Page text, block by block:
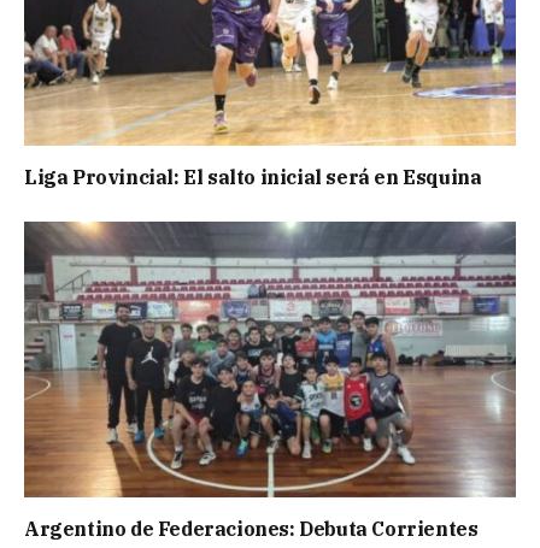
Liga Provincial: El salto inicial será en Esquina
Argentino de Federaciones: Debuta Corrientes